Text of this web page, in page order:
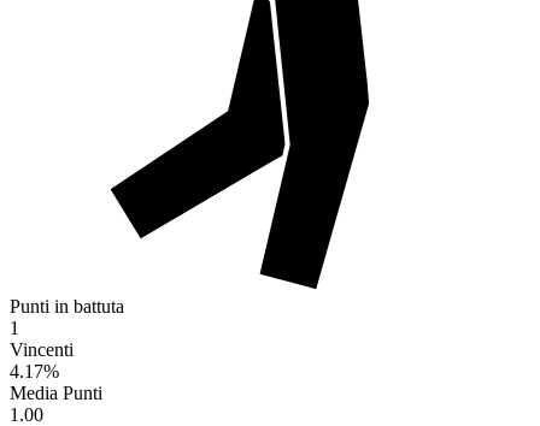
Punti in battuta
1
Vincenti
4.17%
Media Punti
1.00